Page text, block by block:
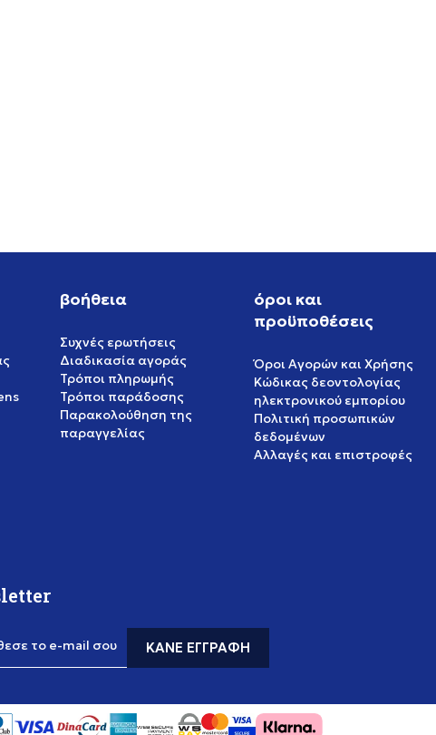
βοήθεια
Συχνές ερωτήσεις
Διαδικασία αγοράς
Τρόποι πληρωμής
Τρόποι παράδοσης
Παρακολούθηση της
παραγγελίας
όροι και
προϋποθέσεις
Όροι Αγορών και Χρήσης
Κώδικας δεοντολογίας
ηλεκτρονικού εμπορίου
Πολιτική προσωπικών
δεδομένων
Αλλαγές και επιστροφές
το e-mail σου ΚΆΝΕ ΕΓΓΡΑΦΉ